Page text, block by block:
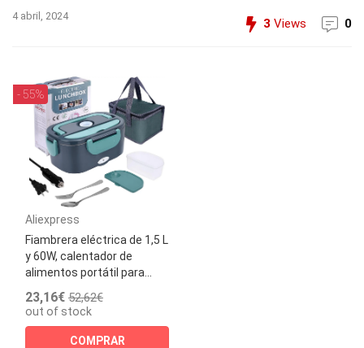
4 abril, 2024
3 Views 0
- 55%
Aliexpress
Fiambrera eléctrica de 1,5 L
y 60W, calentador de
alimentos portátil para...
23,16€ 52,62€
out of stock
COMPRAR